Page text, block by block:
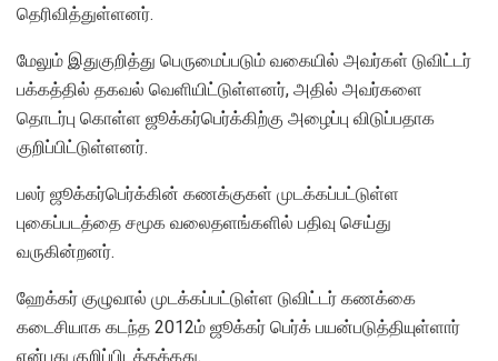
தெரிவித்துள்ளனர்.
மேலும் இதுகுறித்து பெருமைப்படும் வகையில் அவர்கள் டுவிட்டர்
பக்கத்தில் தகவல் வெளியிட்டுள்ளனர், அதில் அவர்களை
தொடர்பு கொள்ள ஜூக்கர்பெர்க்கிற்கு அழைப்பு விடுப்பதாக
குறிப்பிட்டுள்ளனர்.
பலர் ஜூக்கர்பெர்க்கின் கணக்குகள் முடக்கப்பட்டுள்ள
புகைப்படத்தை சமூக வலைதளங்களில் பதிவு செய்து
வருகின்றனர்.
ஹேக்கர் குழுவால் முடக்கப்பட்டுள்ள டுவிட்டர் கணக்கை
கடைசியாக கடந்த 2012ம் ஜூக்கர் பெர்க் பயன்படுத்தியுள்ளார்
என்பது குறிப்பிடத்தக்கது.